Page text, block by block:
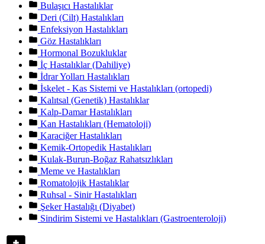
Bulaşıcı Hastalıklar
Deri (Cilt) Hastalıkları
Enfeksiyon Hastalıkları
Göz Hastalıkları
Hormonal Bozukluklar
İç Hastalıklar (Dahiliye)
İdrar Yolları Hastalıkları
İskelet - Kas Sistemi ve Hastalıkları (ortopedi)
Kalıtsal (Genetik) Hastalıklar
Kalp-Damar Hastalıkları
Kan Hastalıkları (Hematoloji)
Karaciğer Hastalıkları
Kemik-Ortopedik Hastalıkları
Kulak-Burun-Boğaz Rahatsızlıkları
Meme ve Hastalıkları
Romatolojik Hastalıklar
Ruhsal - Sinir Hastalıkları
Şeker Hastalığı (Diyabet)
Sindirim Sistemi ve Hastalıkları (Gastroenteroloji)